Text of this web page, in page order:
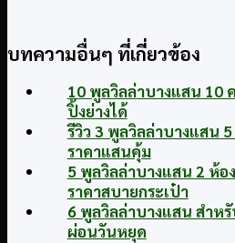
บทความอื่นๆ ที่เกี่ยวข้อง
10 พูลวิลล่าบางแสน 10
ปิ้งย่างได้
รีวิว 3 พูลวิลล่าบางแสน
ราคาแสนคุ้ม
5 พูลวิลล่าบางแสน 2 ห้
ราคาสบายกระเป๋า
6 พูลวิลล่าบางแสน สำห
ผ่อนวันหยุด